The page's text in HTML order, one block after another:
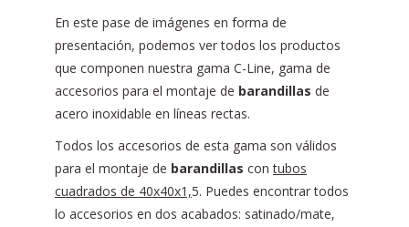
En este pase de imágenes en forma de
presentación, podemos ver todos los productos
que componen nuestra gama C-Line, gama de
accesorios para el montaje de barandillas de
acero inoxidable en líneas rectas.
Todos los accesorios de esta gama son válidos
para el montaje de barandillas contubos
cuadrados de 40x40x1,5. Puedes encontrar todos
lo accesorios en dos acabados: satinado/mate,